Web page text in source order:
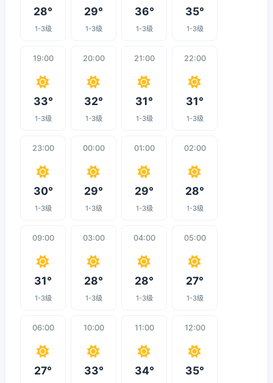
28°
1-3级
29°
1-3级
36°
1-3级
35°
1-3级
19:00
33°
1-3级
20:00
32°
1-3级
21:00
31°
1-3级
22:00
31°
1-3级
23:00
30°
1-3级
00:00
29°
1-3级
01:00
29°
1-3级
02:00
28°
1-3级
09:00
31°
1-3级
03:00
28°
1-3级
04:00
28°
1-3级
05:00
27°
1-3级
06:00
27°
10:00
33°
11:00
34°
12:00
35°